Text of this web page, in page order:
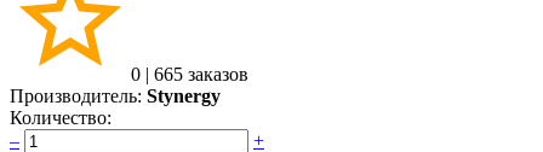
0 | 665 заказов
Производитель: Stynergy
Количество:
–
+